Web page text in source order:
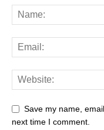
Save my name,
next time I comment.